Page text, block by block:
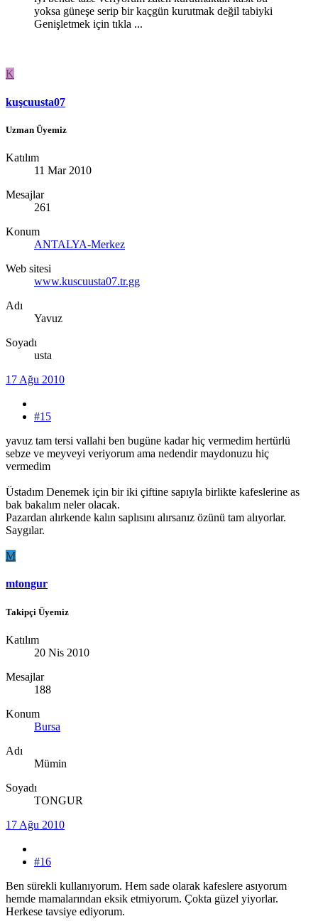
yoksa güneşe serip bir kaçgün kurutmak değil tabiyki
Genişletmek için tıkla ...
K
kuşcuusta07
Uzman Üyemiz
Katılım
11 Mar 2010
Mesajlar
261
Konum
ANTALYA-Merkez
Web sitesi
www.kuscuusta07.tr.gg
Adı
Yavuz
Soyadı
usta
17 Ağu 2010
#15
yavuz tam tersi vallahi ben bugüne kadar hiç vermedim hertürlü
sebze ve meyveyi veriyorum ama nedendir maydonuzu hiç
vermedim
Üstadım Denemek için bir iki çiftine sapıyla birlikte kafeslerine as
bak bakalım neler olacak.
Pazardan alırkende kalın saplısını alırsanız özünü tam alıyorlar.
Saygılar.
M
mtongur
Takipçi Üyemiz
Katılım
20 Nis 2010
Mesajlar
188
Konum
Bursa
Adı
Mümin
Soyadı
TONGUR
17 Ağu 2010
#16
Ben sürekli kullanıyorum. Hem sade olarak kafeslere asıyorum
hemde mamalarından eksik etmiyorum. Çokta güzel yiyorlar.
Herkese tavsiye ediyorum.